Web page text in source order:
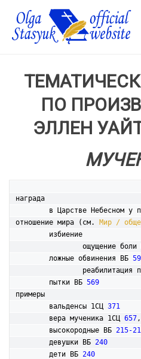
ПО
ЭЛЛЕН
награда
в Царстве Небесном у
отношение мира (см. Мир /
ощущение боли
	ложные обвинения ВБ
реабилитация
	пытки ВБ
569
примеры
	вальденсы 1СЦ
371
	вера мученика 1СЦ
657,
	высокородные ВБ
215-
	девушки ВБ
240
	дети ВБ
240